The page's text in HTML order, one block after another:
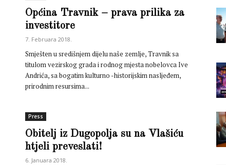
Općina Travnik – prava prilika za
investitore
7. Februara 2018.
Smješten u središnjem dijelu naše zemlje, Travnik sa
titulom vezirskog grada i rodnog mjesta nobelovca Ive
Andrića, sa bogatim kulturno -historijskim nasljeđem,
prirodnim resursima...
Press
Obitelj iz Dugopolja su na Vlašiću
htjeli preveslati!
6. Januara 2018.